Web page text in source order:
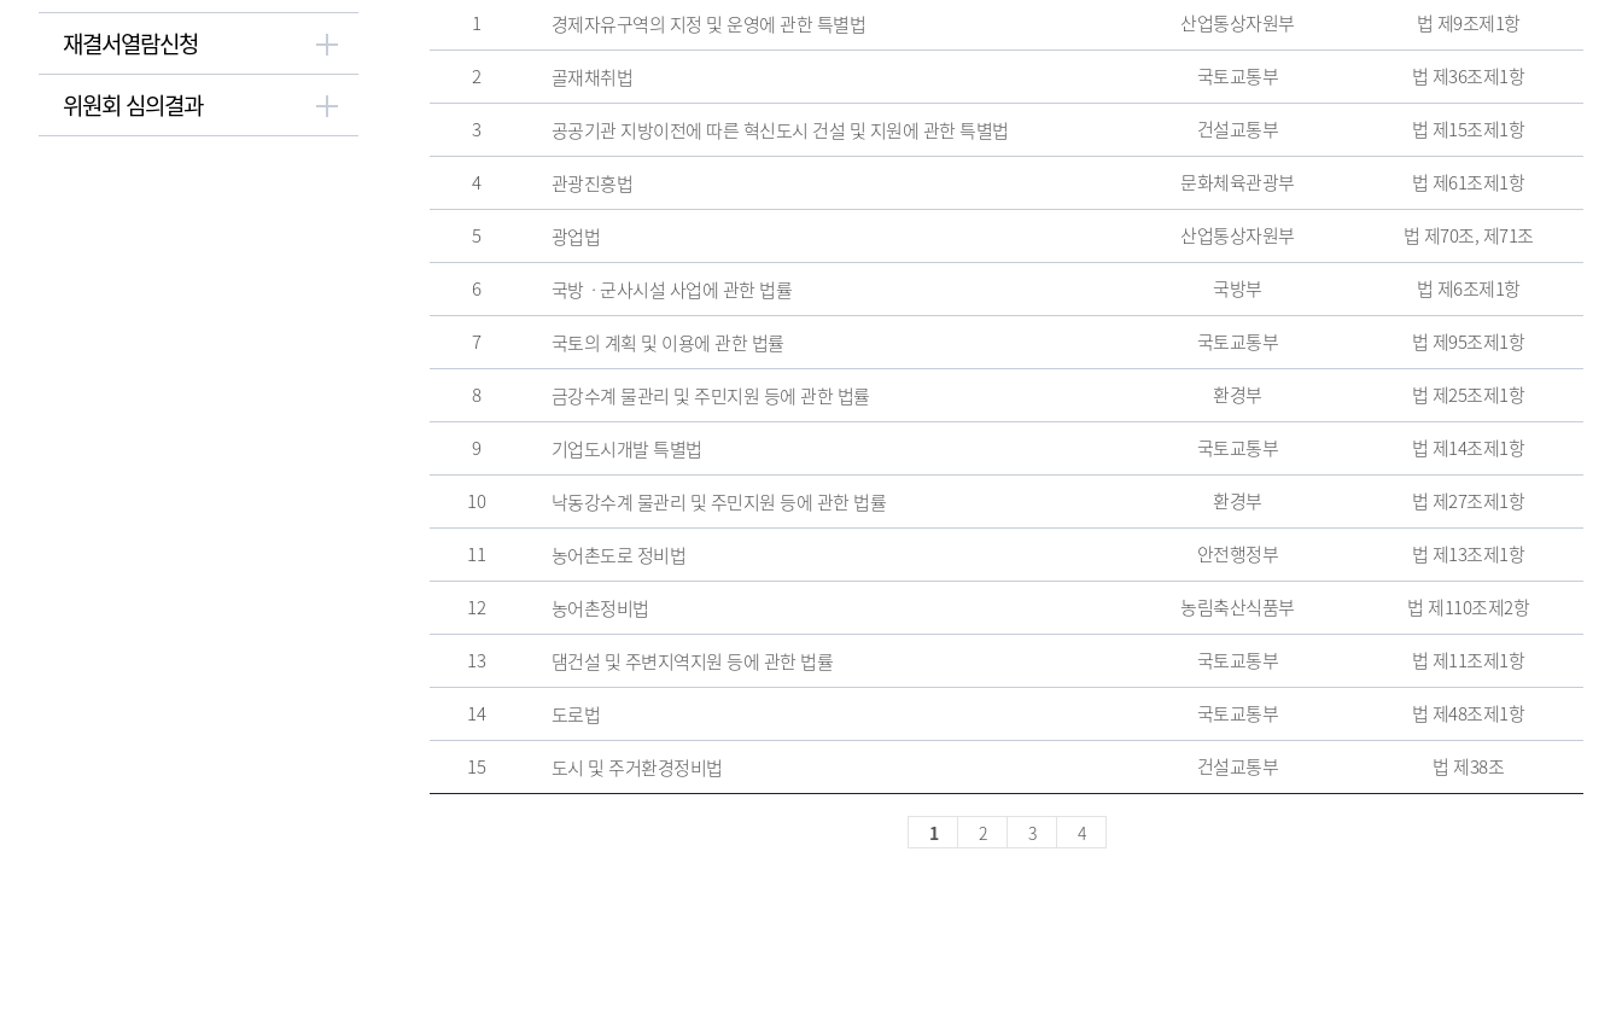
재결서열람신청
위원회 심의결과
1
경제자유구역의 지정 및 운영에 관한 특별법 산업통상자원부
법 제9조제1항
2
골재채취법 국토교통부
법 제36조제1항
3
공공기관 지방이전에 따른 혁신도시 건설 및 지원에 관한 특별법 건설교통부
법 제15조제1항
4
관광진흥법 문화체육관광부
법 제61조제1항
5
광업법 산업통상자원부
법 제70조, 제71조
6
국방ㆍ군사시설 사업에 관한 법률 국방부
법 제6조제1항
7
국토의 계획 및 이용에 관한 법률 국토교통부
법 제95조제1항
8
금강수계 물관리 및 주민지원 등에 관한 법률 환경부
법 제25조제1항
9
기업도시개발 특별법 국토교통부
법 제14조제1항
10
낙동강수계 물관리 및 주민지원 등에 관한 법률 환경부
법 제27조제1항
11
농어촌도로 정비법 안전행정부
법 제13조제1항
12
농어촌정비법 농림축산식품부
법 제110조제2항
13
댐건설 및 주변지역지원 등에 관한 법률 국토교통부
법 제11조제1항
14
도로법 국토교통부
법 제48조제1항
15
도시 및 주거환경정비법 건설교통부 법 제38조
1 2 3 4